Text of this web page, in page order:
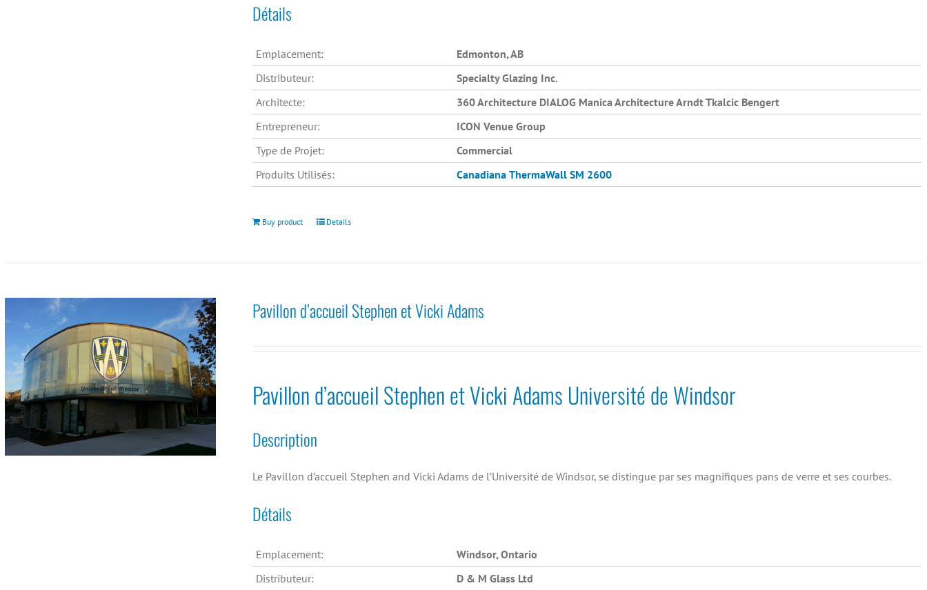
Détails
Emplacement:
Edmonton, AB
Distributeur:
Specialty Glazing Inc.
Architecte:
360 Architecture DIALOG Manica Architecture Arndt Tkalcic Bengert
Entrepreneur:
ICON Venue Group
Type de Projet:
Commercial
Produits Utilisés:
Canadiana ThermaWall SM 2600
Buy product Details
Pavillon d’accueil Stephen et Vicki Adams
Pavillon d’accueil Stephen et Vicki Adams Université de Windsor
Description
Le Pavillon d’accueil Stephen and Vicki Adams de l’Université de Windsor, se distingue par ses magnifiques pans de verre et ses courbes.
Détails
Emplacement:
Windsor, Ontario
Distributeur:
D & M Glass Ltd